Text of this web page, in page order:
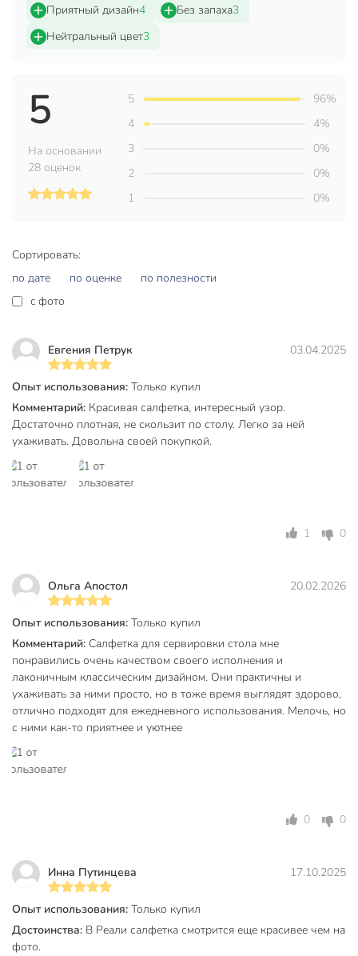
Страна производства
Артикул производителя
Габариты упаковки
1 x 30 x 45 см
Приятный дизайн4 Без запаха3
Нейтральный цвет3
Сортировать:
по дате
по оценке
по полезности
c фото
Евгения Петрук 03.04.2025
Опыт использования: Только купил
Комментарий: Красивая салфетка, интересный узор.
Достаточно плотная, не скользит по столу. Легко за ней
ухаживать. Довольна своей покупкой.
1 0
Ольга Апостол 20.02.2026
Опыт использования: Только купил
Комментарий: Салфетка для сервировки стола мне
понравились очень качеством своего исполнения и
лаконичным классическим дизайном. Они практичны и
ухаживать за ними просто, но в тоже время выглядят здорово,
отлично подходят для ежедневного использования. Мелочь, но
с ними как-то приятнее и уютнее
0 0
Инна Путинцева 17.10.2025
Опыт использования: Только купил
Достоинства: В Реали салфетка смотрится еще красивее чем на
фото.
5
На основании
28 оценок
5
96%
4
4%
3
0%
2
0%
1
0%